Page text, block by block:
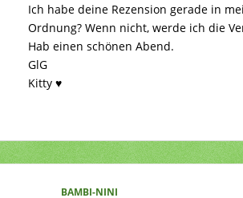
Ich habe deine Rezension gerade in
Ordnung? Wenn nicht, werde ich die
Hab einen schönen Abend.
GlG
Kitty ♥
BAMBI-NINI